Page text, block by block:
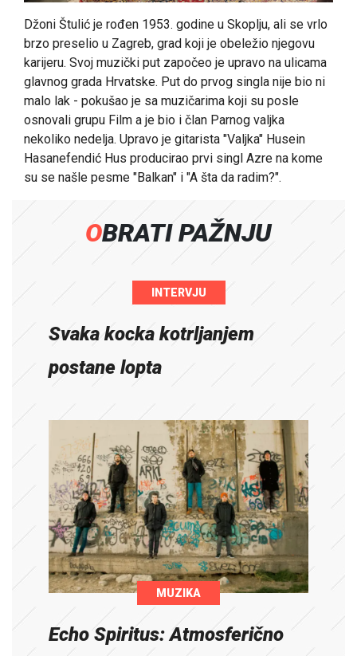
Džoni Štulić je rođen 1953. godine u Skoplju, ali se vrlo
brzo preselio u Zagreb, grad koji je obeležio njegovu
karijeru. Svoj muzički put započeo je upravo na ulicama
glavnog grada Hrvatske. Put do prvog singla nije bio ni
malo lak - pokušao je sa muzičarima koji su posle
osnovali grupu Film a je bio i član Parnog valjka
nekoliko nedelja. Upravo je gitarista "Valjka" Husein
Hasanefendić Hus producirao prvi singl Azre na kome
su se našle pesme "Balkan" i "A šta da radim?".
OBRATI PAŽNJU
INTERVJU
Svaka kocka kotrljanjem
postane lopta
MUZIKA
Echo Spiritus: Atmosferično